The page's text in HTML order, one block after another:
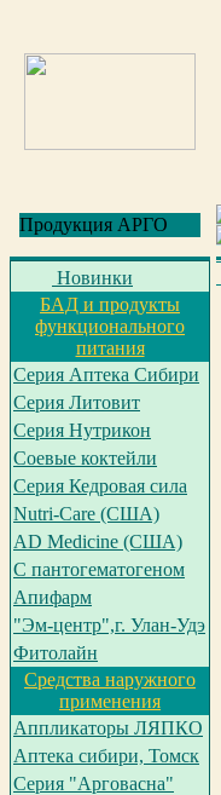
Продукция АРГО
Новинки
БАД и продукты
функционального
питания
Серия Аптека Сибири
Серия Литовит
Серия Нутрикон
Соевые коктейли
Серия Кедровая сила
Nutri-Care (США)
AD Medicine (США)
С пантогематогеном
Апифарм
"Эм-центр",г. Улан-Удэ
Фитолайн
Средства наружного
применения
Аппликаторы ЛЯПКО
Аптека сибири, Томск
Серия "Арговасна"